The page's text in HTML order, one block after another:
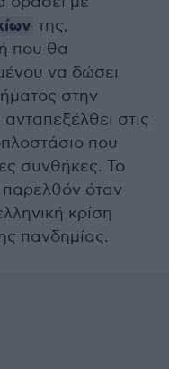
της,
που θα
να δώσει
στην
στις
που
συνθήκες. Το
παρελθόν όταν
κρίση
πανδημίας.